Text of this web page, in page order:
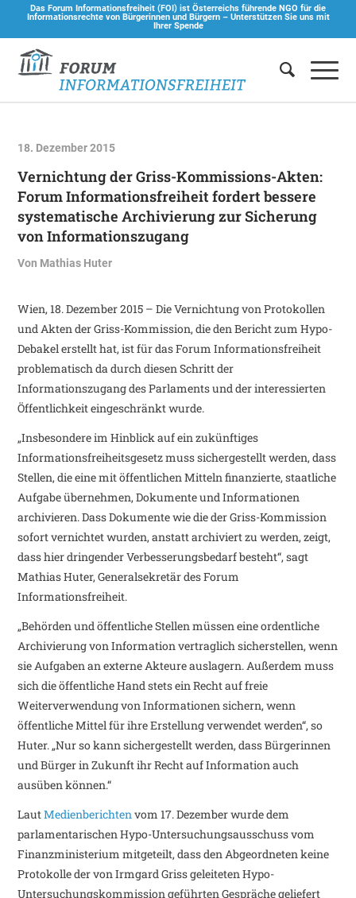
Das Forum Informationsfreiheit (FOI) ist Österreichs führende NGO für die
Informationsrechte von Bürgerinnen und Bürgern – Unterstützen Sie uns mit
Ihrer Spende
18. Dezember 2015
Vernichtung der Griss-Kommissions-Akten:
Forum Informationsfreiheit fordert bessere
systematische Archivierung zur Sicherung
von Informationszugang
Von Mathias Huter
Wien, 18. Dezember 2015 – Die Vernichtung von Protokollen
und Akten der Griss-Kommission, die den Bericht zum Hypo-
Debakel erstellt hat, ist für das Forum Informationsfreiheit
problematisch da durch diesen Schritt der
Informationszugang des Parlaments und der interessierten
Öffentlichkeit eingeschränkt wurde.
„Insbesondere im Hinblick auf ein zukünftiges
Informationsfreiheitsgesetz muss sichergestellt werden, dass
Stellen, die eine mit öffentlichen Mitteln finanzierte, staatliche
Aufgabe übernehmen, Dokumente und Informationen
archivieren. Dass Dokumente wie die der Griss-Kommission
sofort vernichtet wurden, anstatt archiviert zu werden, zeigt,
dass hier dringender Verbesserungsbedarf besteht“, sagt
Mathias Huter, Generalsekretär des Forum
Informationsfreiheit.
„Behörden und öffentliche Stellen müssen eine ordentliche
Archivierung von Information vertraglich sicherstellen, wenn
sie Aufgaben an externe Akteure auslagern. Außerdem muss
sich die öffentliche Hand stets ein Recht auf freie
Weiterverwendung von Informationen sichern, wenn
öffentliche Mittel für ihre Erstellung verwendet werden“, so
Huter. „Nur so kann sichergestellt werden, dass Bürgerinnen
und Bürger in Zukunft ihr Recht auf Information auch
ausüben können.“
LautMedienberichten vom 17. Dezember wurde dem
parlamentarischen Hypo-Untersuchungsausschuss vom
Finanzministerium mitgeteilt, dass den Abgeordneten keine
Protokolle der von Irmgard Griss geleiteten Hypo-
Untersuchungskommission geführten Gespräche geliefert